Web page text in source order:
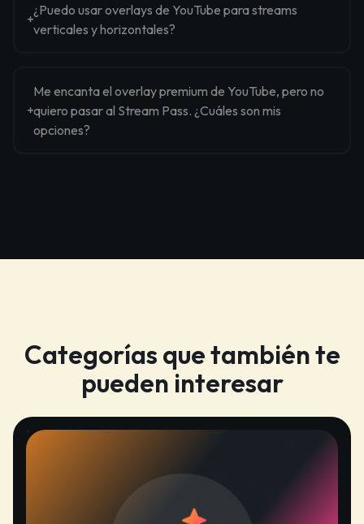
¿Puedo usar overlays de YouTube para streams
verticales y horizontales?
Me encanta el overlay premium de YouTube, pero no
quiero pasar al Stream Pass. ¿Cuáles son mis
opciones?
Categorías que también te
pueden interesar